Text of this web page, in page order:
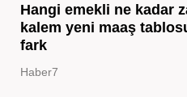
Hangi emekli ne kadar
kalem yeni maaş
fark
Haber7